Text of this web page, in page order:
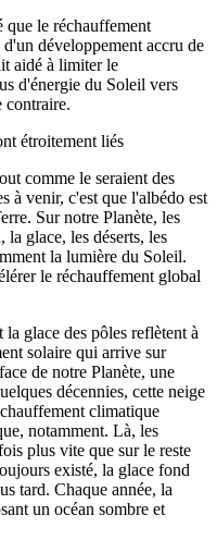
que le réchauffement
développement accru de
aidé à limiter le
d'énergie du Soleil vers
contraire.
étroitement liés
comme le seraient des
à venir, c'est que l'albédo est
Sur notre Planète, les
la glace, les déserts, les
la lumière du Soleil.
le réchauffement global
glace des pôles reflètent à
solaire qui arrive sur
de notre Planète, une
décennies, cette neige
climatique
notamment. Là, les
plus vite que sur le reste
existé, la glace fond
tard. Chaque année, la
un océan sombre et